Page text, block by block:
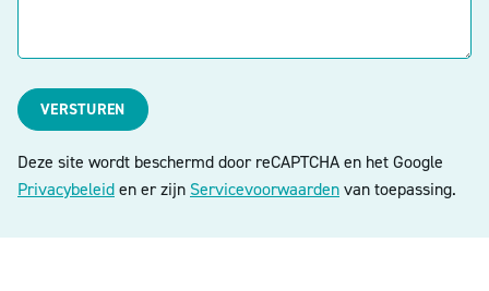
VERSTUREN
Deze site wordt beschermd door reCAPTCHA en het Google
Privacybeleiden er zijn Servicevoorwaardenvan toepassing.